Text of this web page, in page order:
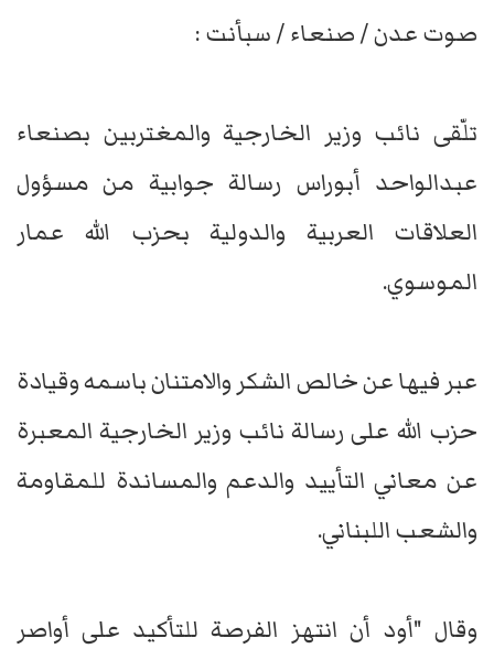
صوت عدن / صنعاء / سبأنت :
تلّقى نائب وزير الخارجية والمغتربين بصنعاء
عبدالواحد أبوراس رسالة جوابية من مسؤول
العلاقات العربية والدولية بحزب الله عمار
الموسوي.
عبر فيها عن خالص الشكر والامتنان باسمه وقيادة
حزب الله على رسالة نائب وزير الخارجية المعبرة
عن معاني التأييد والدعم والمساندة للمقاومة
والشعب اللبناني.
وقال "أود أن انتهز الفرصة للتأكيد على أواصر